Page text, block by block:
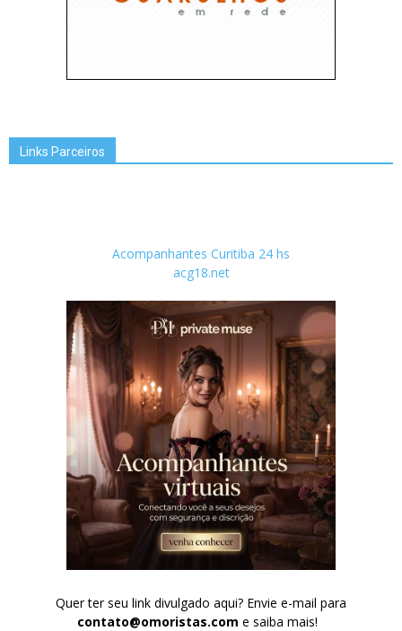
Links Parceiros
Acompanhantes Curitiba 24 hs
acg18.net
Quer ter seu link divulgado aqui? Envie e-mail para
contato@omoristas.com e saiba mais!